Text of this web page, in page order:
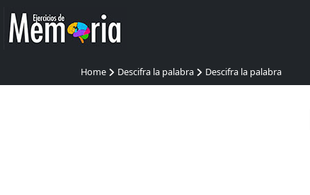
Home Descifra la palabra Descifra la palabra